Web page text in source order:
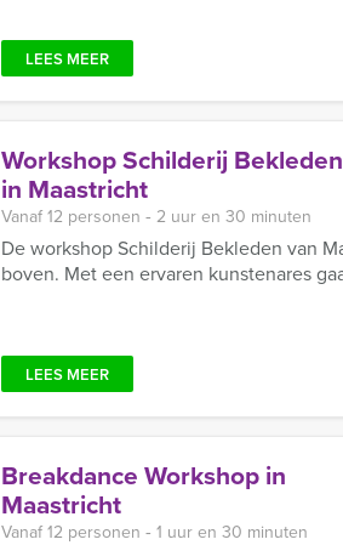
LEES MEER
Workshop Schilderij Bekleden
in Maastricht
Vanaf 12 personen ‐ 2 uur en 30 minuten
De workshop Schilderij Bekleden van
boven. Met een ervaren kunstenares
LEES MEER
Breakdance Workshop in
Maastricht
Vanaf 12 personen ‐ 1 uur en 30 minuten